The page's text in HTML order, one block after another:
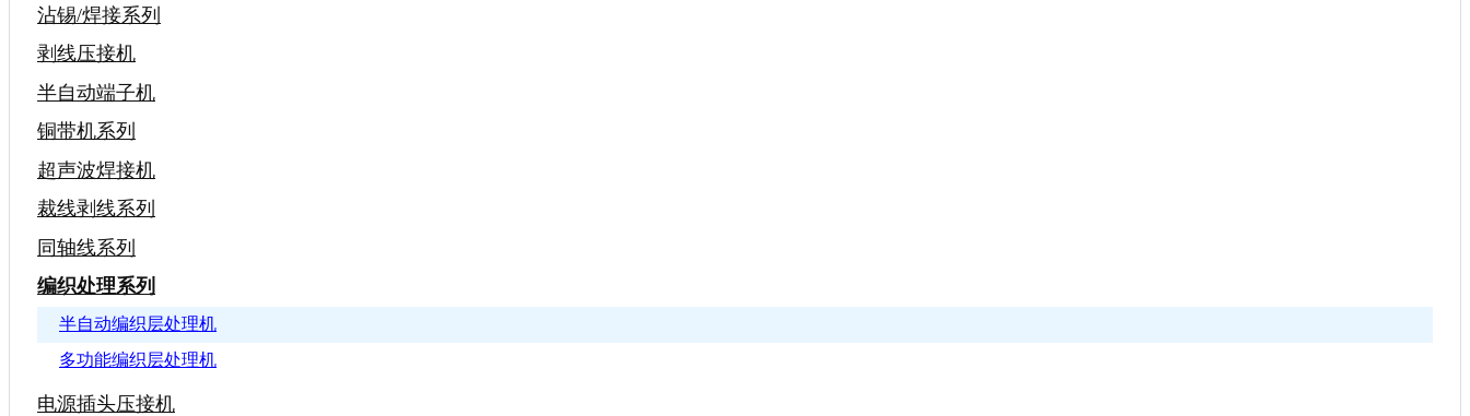
沾锡/焊接系列
剥线压接机
半自动端子机
铜带机系列
超声波焊接机
裁线剥线系列
同轴线系列
编织处理系列
半自动编织层处理机
多功能编织层处理机
电源插头压接机